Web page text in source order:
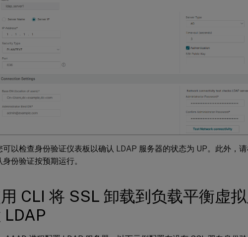
可以检查身份验证仪表板以确认 LDAP 服务器的状态为 UP。此外，
身份验证按预期运行。
CLI 将 SSL 卸载到负载平衡虚
LDAP